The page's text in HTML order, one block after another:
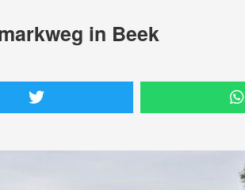
in Beek